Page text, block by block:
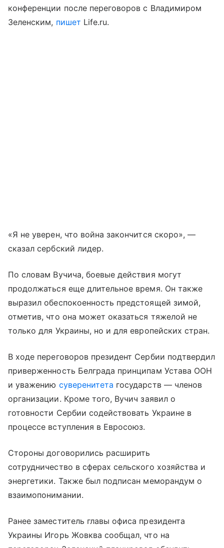
конференции после переговоров с Владимиром
Зеленским, пишет Life.ru.
«Я не уверен, что война закончится скоро», —
сказал сербский лидер.
По словам Вучича, боевые действия могут
продолжаться еще длительное время. Он также
выразил обеспокоенность предстоящей зимой,
отметив, что она может оказаться тяжелой не
только для Украины, но и для европейских стран.
В ходе переговоров президент Сербии подтвердил
приверженность Белграда принципам Устава ООН
и уважению суверенитета государств — членов
организации. Кроме того, Вучич заявил о
готовности Сербии содействовать Украине в
процессе вступления в Евросоюз.
Стороны договорились расширить
сотрудничество в сферах сельского хозяйства и
энергетики. Также был подписан меморандум о
взаимопонимании.
Ранее заместитель главы офиса президента
Украины Игорь Жовква сообщал, что на